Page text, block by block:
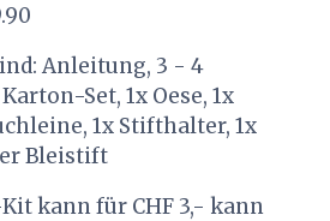
Anleitung, 3 - 4
Set, 1x Oese, 1x
1x Stifthalter, 1x
Bleistift
kann für CHF 3,- kann